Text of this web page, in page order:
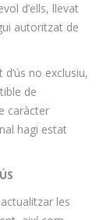
d’ells, llevat
autoritzat de
no exclusiu,
de
caràcter
hagi estat
les